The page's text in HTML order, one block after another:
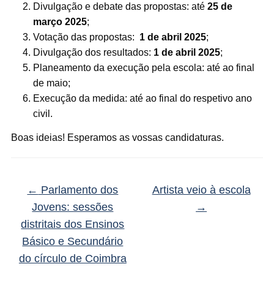
Divulgação e debate das propostas: até 25 de
março 2025;
Votação das propostas: 1 de abril 2025;
Divulgação dos resultados: 1 de abril 2025;
Planeamento da execução pela escola: até ao final
de maio;
Execução da medida: até ao final do respetivo ano
civil.
Boas ideias! Esperamos as vossas candidaturas.
← Parlamento dos
Jovens: sessões
distritais dos Ensinos
Básico e Secundário
do círculo de Coimbra
Artista veio à escola
→